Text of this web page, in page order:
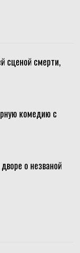
сценой смерти,
комедию с
о незваной